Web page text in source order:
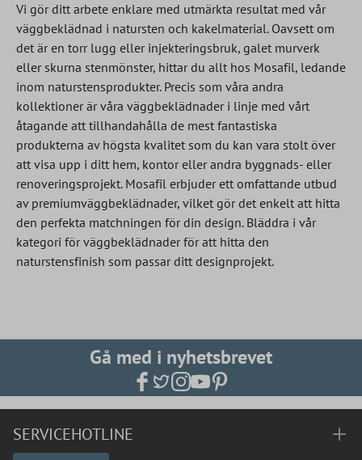
Vi gör ditt arbete enklare med utmärkta resultat med vår
väggbeklädnad i natursten och kakelmaterial. Oavsett om
det är en torr lugg eller injekteringsbruk, galet murverk
eller skurna stenmönster, hittar du allt hos Mosafil, ledande
inom naturstensprodukter. Precis som våra andra
kollektioner är våra väggbeklädnader i linje med vårt
åtagande att tillhandahålla de mest fantastiska
produkterna av högsta kvalitet som du kan vara stolt över
att visa upp i ditt hem, kontor eller andra byggnads- eller
renoveringsprojekt. Mosafil erbjuder ett omfattande utbud
av premiumväggbeklädnader, vilket gör det enkelt att hitta
den perfekta matchningen för din design. Bläddra i vår
kategori för väggbeklädnader för att hitta den
naturstensfinish som passar ditt designprojekt.
Gå med i nyhetsbrevet
SERVICEHOTLINE